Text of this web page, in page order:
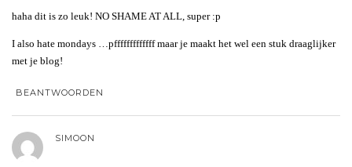
haha dit is zo leuk! NO SHAME AT ALL, super :p
I also hate mondays …pfffffffffffff maar je maakt het wel een stuk draaglijker
met je blog!
BEANTWOORDEN
SIMOON